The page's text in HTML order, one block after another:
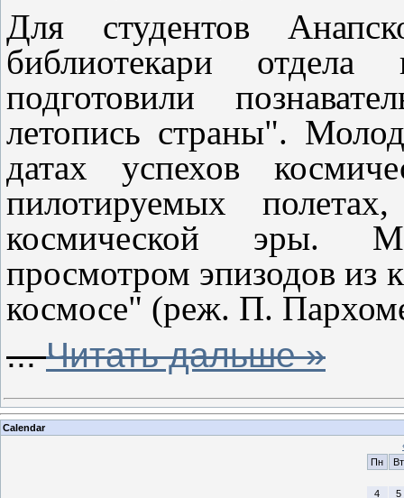
Для студентов
библиотекари
подготовили
летопись страны".
датах успехов
пилотируемых
космической эры.
просмотром эпизодов из
космосе" (реж. П.
...Читать дальше »
Calendar
Пн
Вт
4 5